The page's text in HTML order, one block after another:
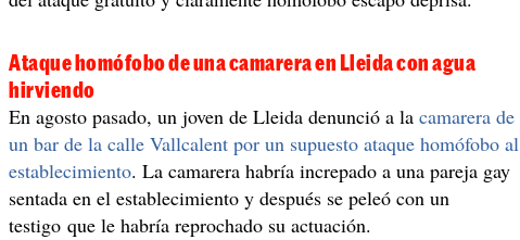
Ataque homófobo de una camarera en Lleida con agua
hirviendo
En agosto pasado, un joven de Lleida denunció a lacamarera de
un bar de la calle Vallcalent por un supuesto ataque homófobo al
establecimiento. La camarera habría increpado a una pareja gay
sentada en el establecimiento y después se peleó con un
testigo que le habría reprochado su actuación.